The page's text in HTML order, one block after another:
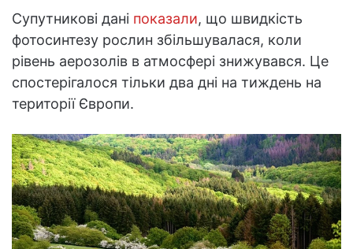
Супутникові дані показали, що швидкість
фотосинтезу рослин збільшувалася, коли
рівень аерозолів в атмосфері знижувався. Це
спостерігалося тільки два дні на тиждень на
території Європи.